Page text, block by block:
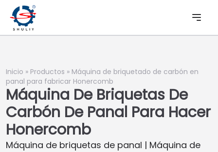
Inicio » Productos » Máquina de briquetado de carbón en
panal para fabricar Honercomb
Máquina De Briquetas De
Carbón De Panal Para Hacer
Honercomb
Máquina de briquetas de panal | Máquina de